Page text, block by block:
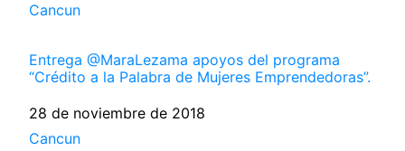
Respecto a
Cancun
Entrega @MaraLezama apoyos del programa
“Crédito a la Palabra de Mujeres Emprendedoras”.
Fecha
28 de noviembre de 2018
Respecto a
Cancun